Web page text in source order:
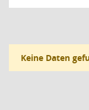
Keine Daten